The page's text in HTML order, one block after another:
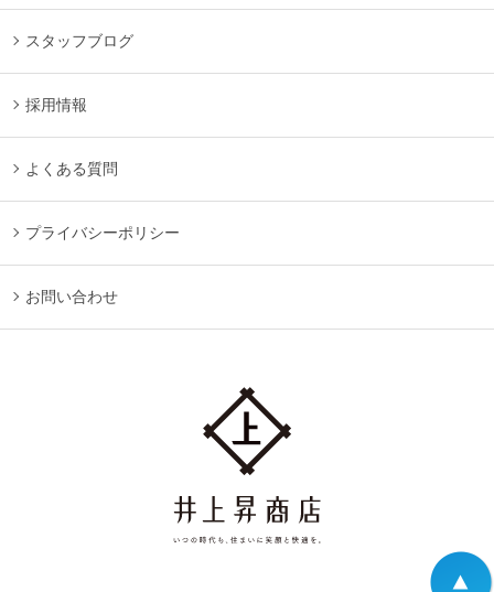
スタッフブログ
採用情報
よくある質問
プライバシーポリシー
お問い合わせ